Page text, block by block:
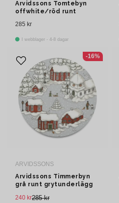
Arvidssons Tomtebyn
offwhite/röd runt
285 kr
I webblager - 4-8 dagar
ARVIDSSONS
Arvidssons Timmerbyn
grå runt grytunderlägg
285 kr
240 kr
-16%